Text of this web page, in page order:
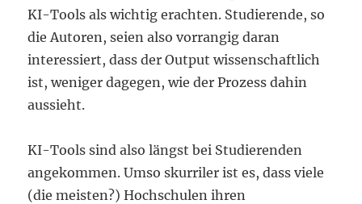
KI-Tools als wichtig erachten. Studierende, so
die Autoren, seien also vorrangig daran
interessiert, dass der Output wissenschaftlich
ist, weniger dagegen, wie der Prozess dahin
aussieht.
KI-Tools sind also längst bei Studierenden
angekommen. Umso skurriler ist es, dass viele
(die meisten?) Hochschulen ihren